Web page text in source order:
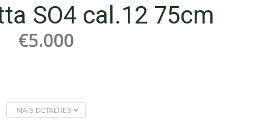
SO4 cal.12 75cm
€5.000
MAIS DETALHES